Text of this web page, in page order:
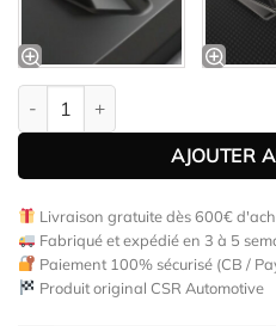
quantité de Lame de
AJOUTER
Livraison gratuite dès 600€
Fabriqué et expédié en 3 à 5
Paiement 100% sécurisé (CB /
Produit original CSR Automotive